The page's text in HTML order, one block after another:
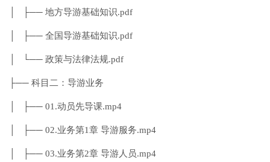
│ ├── 地方导游基础知识.pdf
│ ├── 全国导游基础知识.pdf
│ └── 政策与法律法规.pdf
├── 科目二：导游业务
│ ├── 01.动员先导课.mp4
│ ├── 02.业务第1章 导游服务.mp4
│ ├── 03.业务第2章 导游人员.mp4